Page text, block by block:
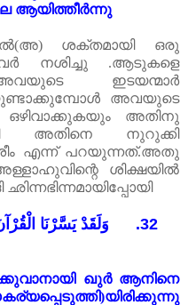
ആയിത്തീർന്നു
ശക്തമായി ഒരു
നശിച്ചു .ആടുകളെ
ഇടയന്മാർ
അവയുടെ
ഒഴിവാക്കുകയും
അതിനു
അതിനെ
നുറുക്കി
എന്ന് പറയുന്നത്.അതു
ശിക്ഷയിൽ
ഛിന്നഭിന്നമായിപ്പോയി
32. وَلَقَدْ يَسَّرْنَا
ഖുർ ആനിനെ
)യിരിക്കുന്നു